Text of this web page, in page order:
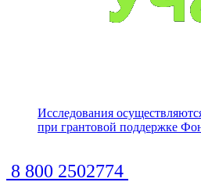
Исследования
при грантовой поддержке
8 800 2502774